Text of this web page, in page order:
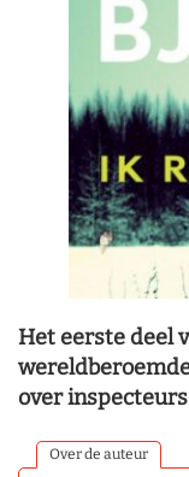
Het eerste deel
over
Over de auteur